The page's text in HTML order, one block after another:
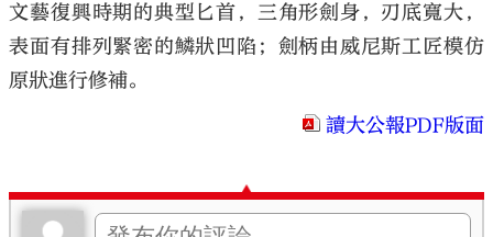
文藝復興時期的典型匕首，三角形劍身，刃底寬大，
表面有排列緊密的鱗狀凹陷；劍柄由威尼斯工匠模仿
原狀進行修補。
讀大公報PDF版面